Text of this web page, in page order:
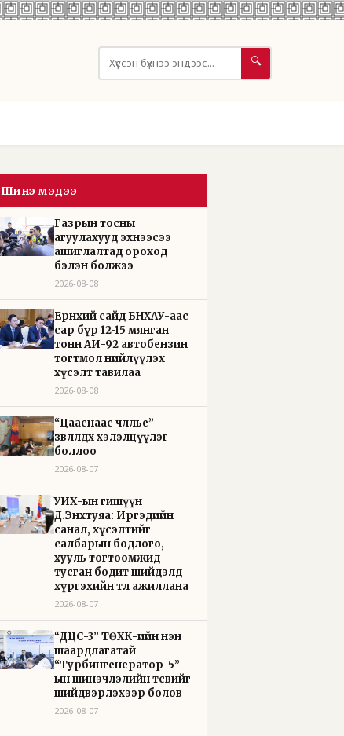
🔍
Шинэ мэдээ
Газрын тосны
агуулахууд эхнээсээ
ашиглалтад ороход
бэлэн болжээ
2026-08-08
Ерөнхий сайд БНХАУ-аас
сар бүр 12-15 мянган
тонн АИ-92 автобензин
тогтмол нийлүүлэх
хүсэлт тавилаа
2026-08-08
“Цааснаас чөлөөлье”
зөвлөлдөх хэлэлцүүлэг
боллоо
2026-08-07
УИХ-ын гишүүн
Д.Энхтуяа: Иргэдийн
санал, хүсэлтийг
салбарын бодлого,
хууль тогтоомжид
тусган бодит шийдэлд
хүргэхийн төлөө ажиллана
2026-08-07
“ДЦС-3” ТӨХК-ийн нэн
шаардлагатай
“Турбингенератор-5”-
ын шинэчлэлийн төсвийг
шийдвэрлэхээр болов
2026-08-07